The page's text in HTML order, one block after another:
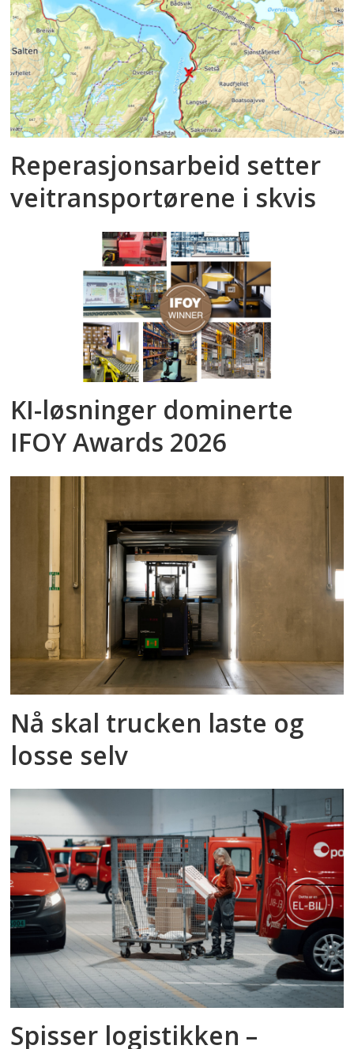
Reperasjonsarbeid setter
veitransportørene i skvis
KI-løsninger dominerte
IFOY Awards 2026
Nå skal trucken laste og
losse selv
Spisser logistikken –